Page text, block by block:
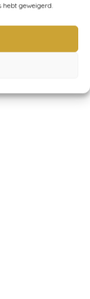
hebt geweigerd.